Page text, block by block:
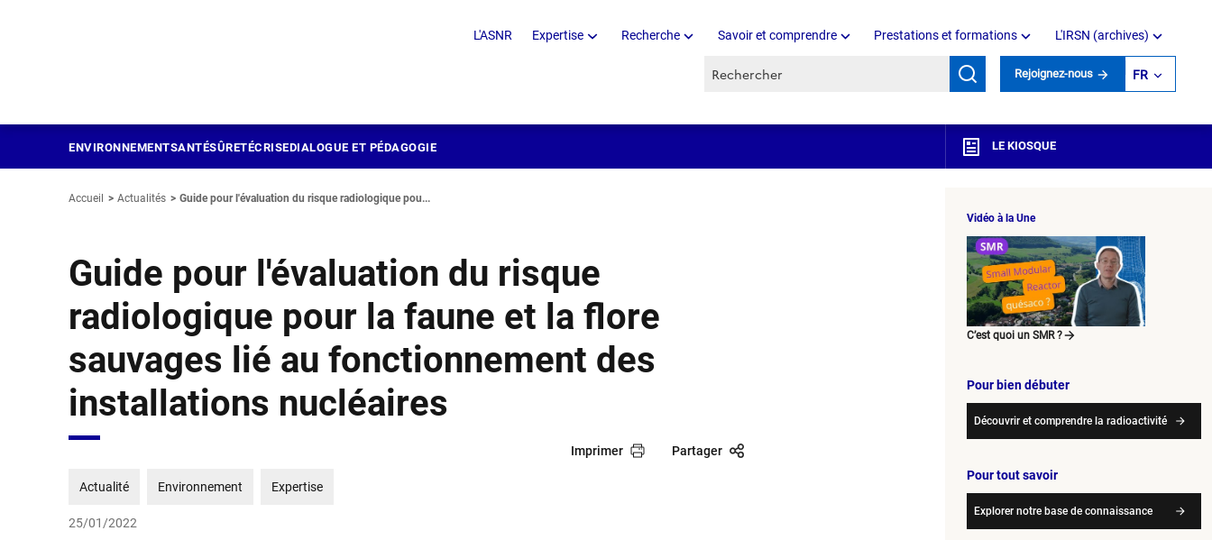
L'ASNR Expertise Recherche Savoir et comprendre Prestations et formations L'IRSN (archives)
Recherche par mots clés Rejoignez-nous FR
ENVIRONNEMENTSANTÉSÛRETÉCRISEDIALOGUE ET PÉDAGOGIE LE KIOSQUE
Accueil Actualités Guide pour l'évaluation du risque radiologique pou...
Guide pour l'évaluation du risque
radiologique pour la faune et la flore
sauvages lié au fonctionnement des
installations nucléaires
Imprimer Partager
Actualité Environnement Expertise
25/01/2022
Vidéo à la Une
C’est quoi un SMR ?
Pour bien débuter
Découvrir et comprendre la radioactivité
Pour tout savoir
Explorer notre base de connaissance